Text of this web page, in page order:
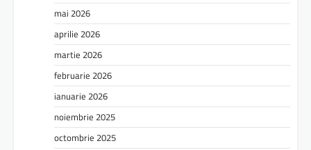
mai 2026
aprilie 2026
martie 2026
februarie 2026
ianuarie 2026
noiembrie 2025
octombrie 2025